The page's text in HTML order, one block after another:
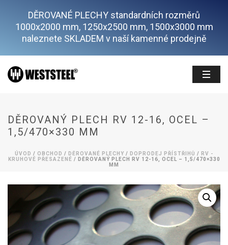
DĚROVANÉ PLECHY standardních rozměrů
1000x2000 mm, 1250x2500 mm, 1500x3000 mm
naleznete SKLADEM v naší kamenné prodejně
DĚROVANÝ PLECH RV 12-16, OCEL –
1,5/470×330 MM
ÚVOD / OBCHOD / DĚROVANÉ PLECHY / DOPRODEJ PŘÍSTŘIHŮ / RV -
KRUHOVÉ PŘESAZENÉ / DĚROVANÝ PLECH RV 12-16, OCEL – 1,5/470×330
MM